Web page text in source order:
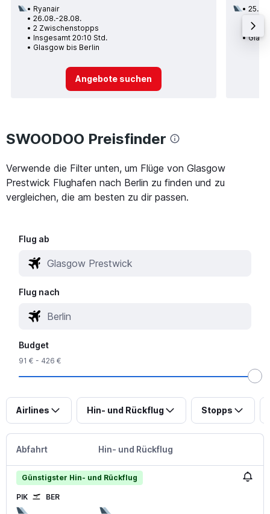
Ryanair
26.08.-28.08.
2 Zwischenstopps
Insgesamt 20:10 Std.
Glasgow bis Berlin
Angebote suchen
25.08.
SWOODOO Preisfinder
Verwende die Filter unten, um Flüge von Glasgow
Prestwick Flughafen nach Berlin zu finden und zu
vergleichen, die am besten zu dir passen.
Flug ab
Flug nach
Budget
91 € - 426 €
Airlines Hin- und Rückflug Stopps
Abfahrt Hin- und Rückflug
Günstigster Hin- und Rückflug
PIK BER